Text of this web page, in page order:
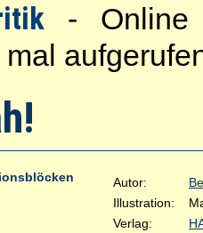
- Online
Autor:
Illustration:
Verlag: